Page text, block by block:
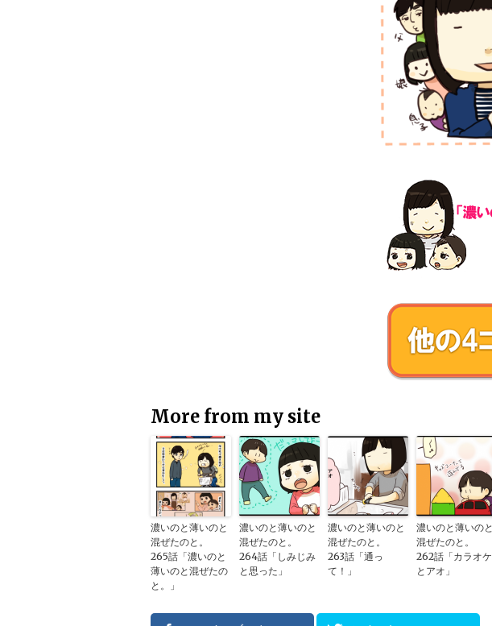
More from my site
濃いのと薄いのと
混ぜたのと。
265話「濃いのと
薄いのと混ぜたの
と。」
濃いのと薄いのと
混ぜたのと。
264話「しみじみ
と思った」
濃いのと薄いのと
混ぜたのと。
263話「通っ
て！」
濃いのと薄いのと
混ぜたのと。
262話「カラオケ
とアオ」